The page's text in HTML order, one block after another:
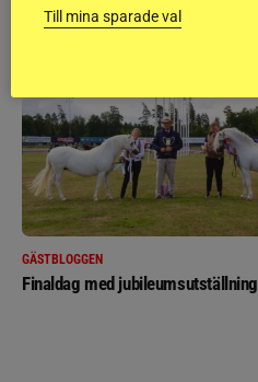
GÄSTBLOGGEN
Finaldag med jubileumsutställning
Till mina sparade val